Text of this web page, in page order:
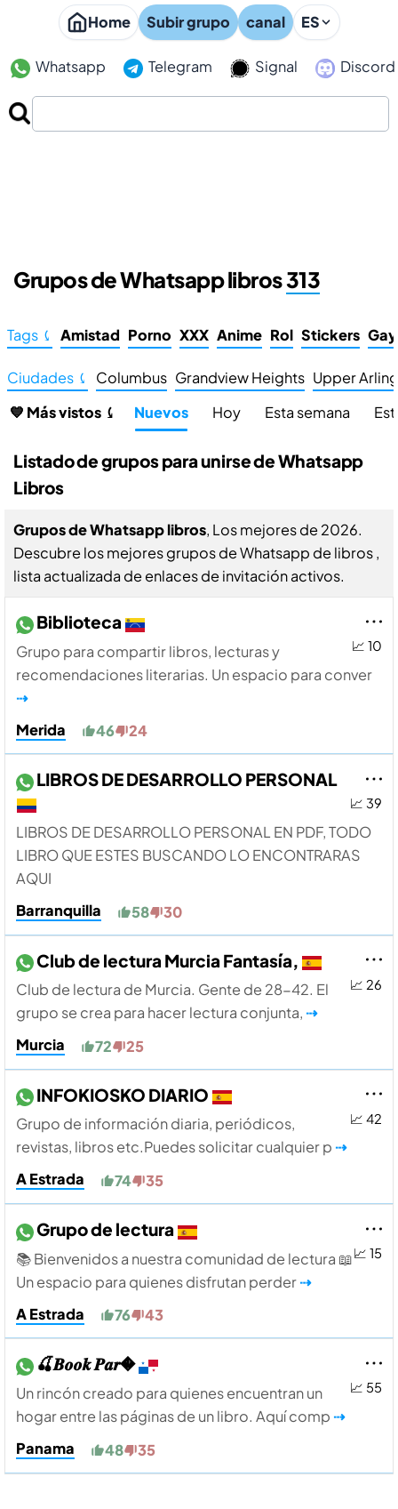
Home Subir grupo canal ES
Whatsapp Telegram Signal Discord
Grupos de Whatsapp libros313
Tags ⤹ Amistad Porno XXX Anime Rol Stickers
Ciudades ⤹ Columbus Grandview Heights Upper
💙 Más vistos ⤹
Nuevos Hoy Esta semana
Listado de grupos para unirse de Whatsapp
Libros
Grupos de Whatsapp libros, Los mejores de 2026.
Descubre los mejores grupos de Whatsapp de libros ,
lista actualizada de enlaces de invitación activos.
📈 10
Biblioteca
Grupo para compartir libros, lecturas y
recomendaciones literarias. Un espacio para conver
⇢
Merida
46 24
📈 39
LIBROS DE DESARROLLO PERSONAL
LIBROS DE DESARROLLO PERSONAL EN PDF, TODO
LIBRO QUE ESTES BUSCANDO LO ENCONTRARAS
AQUI
Barranquilla
58 30
📈 26
Club de lectura Murcia Fantasía,
Club de lectura de Murcia. Gente de 28-42. El
grupo se crea para hacer lectura conjunta, ⇢
Murcia
72 25
📈 42
INFOKIOSKO DIARIO
Grupo de información diaria, periódicos,
revistas, libros etc.Puedes solicitar cualquier p ⇢
A Estrada
74 35
📈 15
Grupo de lectura
📚 Bienvenidos a nuestra comunidad de lectura 📖
Un espacio para quienes disfrutan perder⇢
A Estrada
76 43
📈 55
🍒𝑩𝒐𝒐𝒌 𝑷𝒂𝒓�
Un rincón creado para quienes encuentran un
hogar entre las páginas de un libro. Aquí comp ⇢
Panama
48 35